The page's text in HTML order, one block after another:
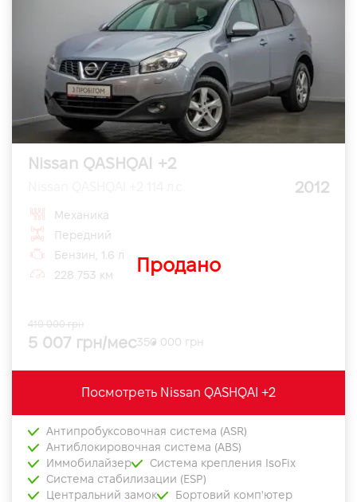
Nissan QASHQAI +2
2012
Продано
Механика
Передний
Бензин, 1.6 л
228 753 км
5 007 грн/мес350 000 грн
410 000 грн
Посмотреть Nissan QASHQAI +2
Антипробуксовочная система (ASR)
Антиблокировочная система (ABS)
Иммобилайзер
Система крепления IsoFix
Система стабилизации (ESP)
Центральний замок
Бортовий комп'ютер